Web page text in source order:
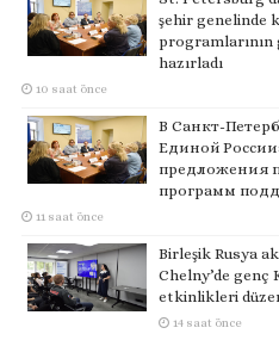
şehir genelinde
hazırladı
10 saat önce
В Санкт-
Единой
предложения
программ
11 saat önce
Birleşik Rusya
Chelny’de genç
etkinlikleri
14 saat önce